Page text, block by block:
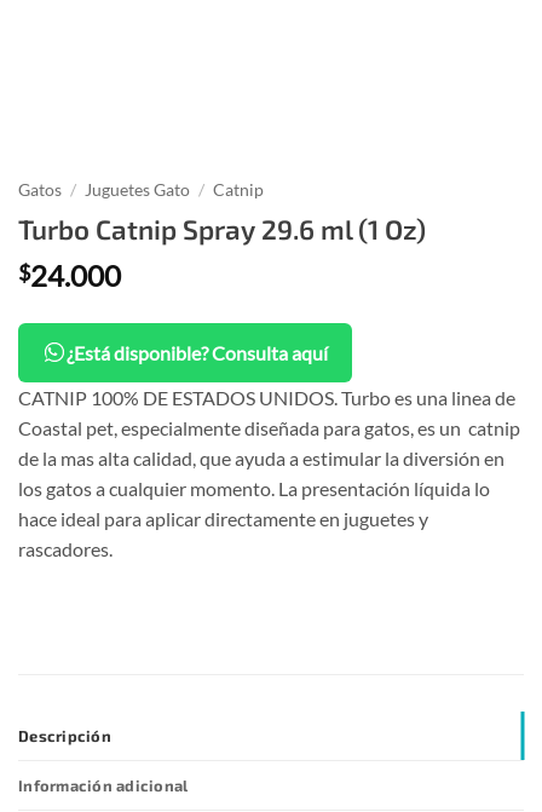
Gatos / Juguetes Gato / Catnip
Turbo Catnip Spray 29.6 ml (1 Oz)
$24.000
¿Está disponible? Consulta aquí
CATNIP 100% DE ESTADOS UNIDOS. Turbo es una linea de
Coastal pet, especialmente diseñada para gatos, es un catnip
de la mas alta calidad, que ayuda a estimular la diversión en
los gatos a cualquier momento. La presentación líquida lo
hace ideal para aplicar directamente en juguetes y
rascadores.
Descripción
Información adicional